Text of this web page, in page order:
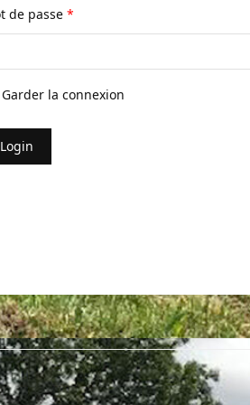
de passe*
Garder la connexion
Login